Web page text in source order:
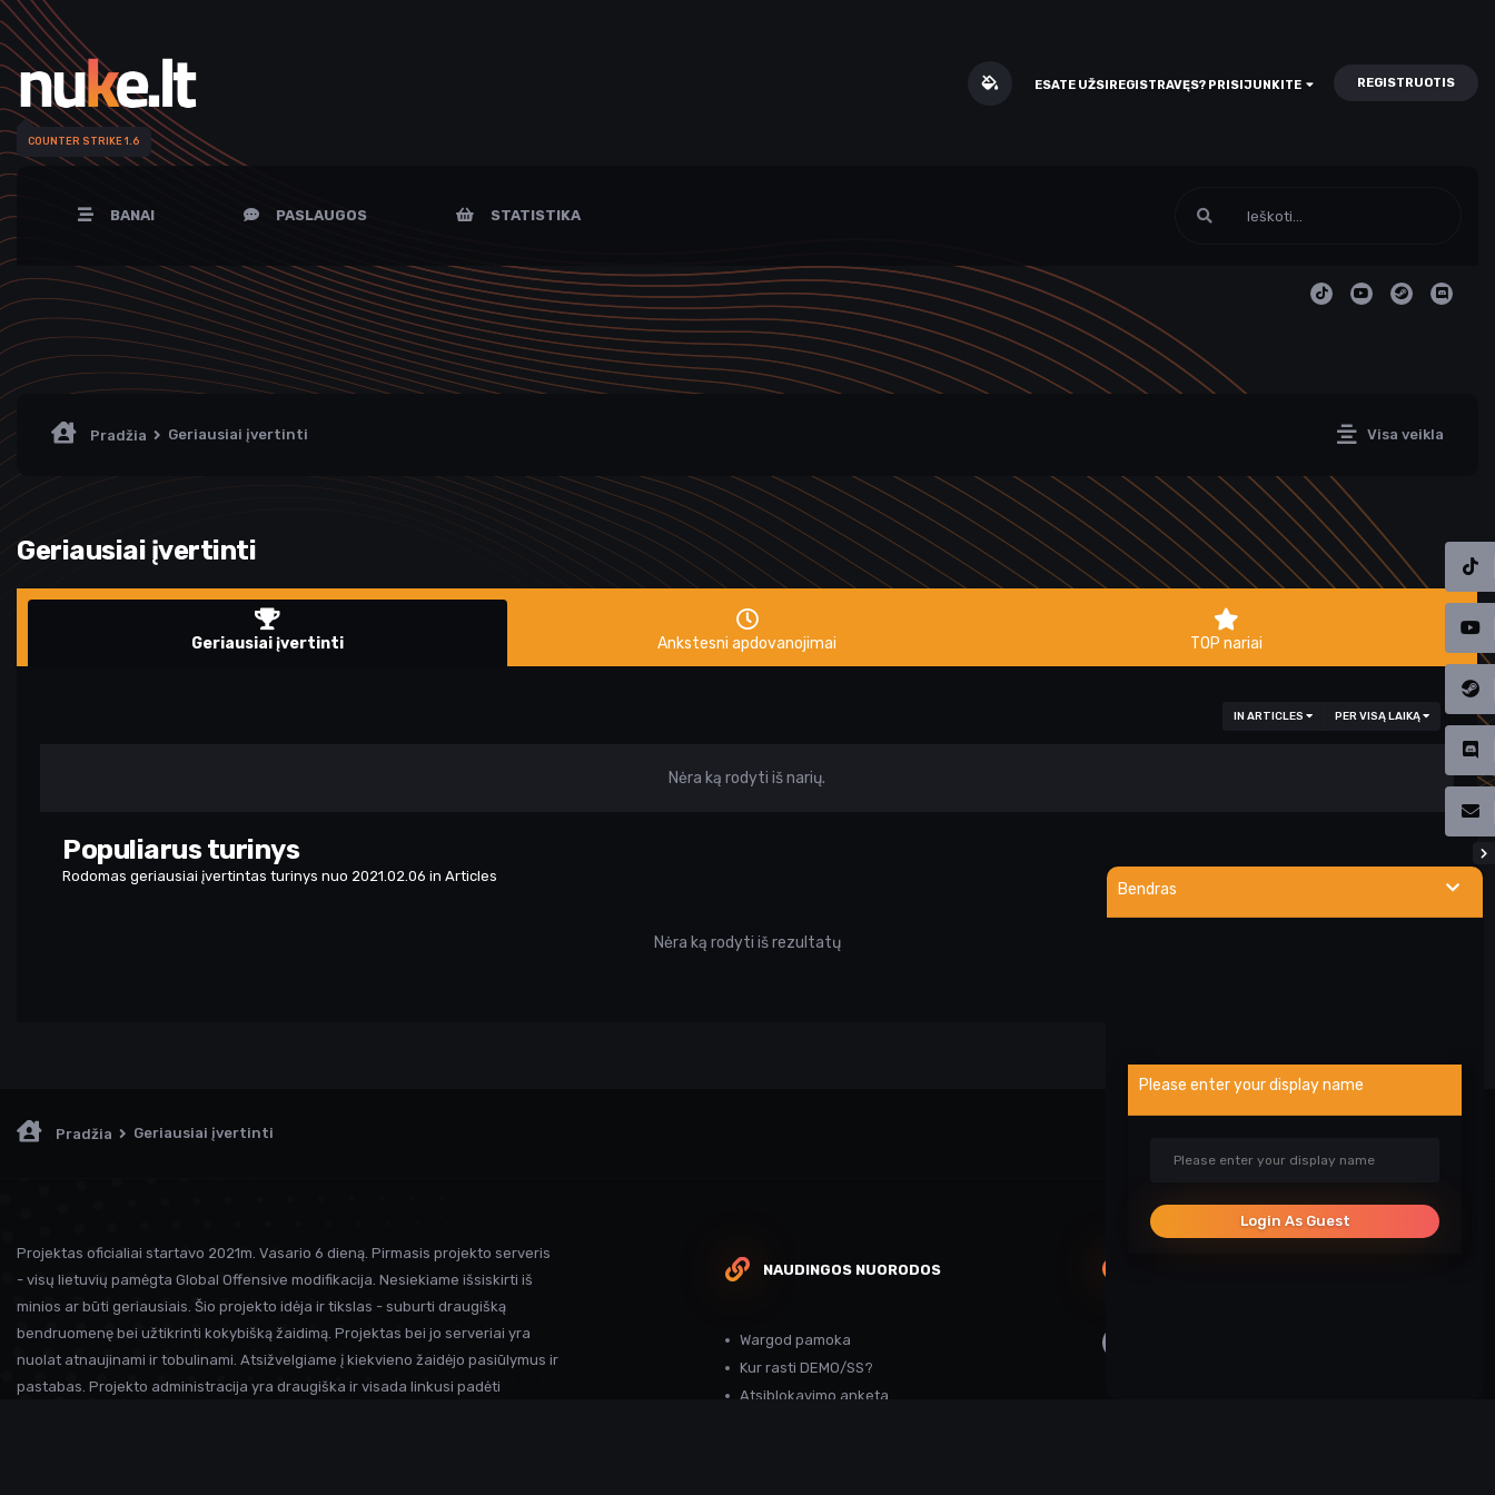
COUNTER STRIKE 1.6
ESATE UŽSIREGISTRAVĘS? PRISIJUNKITE REGISTRUOTIS
BANAI PASLAUGOS STATISTIKA
Visa veikla
Pradžia Geriausiai įvertinti
Geriausiai įvertinti
Geriausiai įvertinti Ankstesni apdovanojimai TOP nariai
IN ARTICLES PER VISĄ LAIKĄ
Nėra ką rodyti iš narių.
Populiarus turinys
Rodomas geriausiai įvertintas turinys nuo 2021.02.06 in Articles
Nėra ką rodyti iš rezultatų
Bendras
Please enter your display name
Login As Guest
Pradžia Geriausiai įvertinti
Projektas oficialiai startavo 2021m. Vasario 6 dieną. Pirmasis projekto serveris
- visų lietuvių pamėgta Global Offensive modifikacija. Nesiekiame išsiskirti iš
minios ar būti geriausiais. Šio projekto idėja ir tikslas - suburti draugišką
bendruomenę bei užtikrinti kokybišką žaidimą. Projektas bei jo serveriai yra
nuolat atnaujinami ir tobulinami. Atsižvelgiame į kiekvieno žaidėjo pasiūlymus ir
pastabas. Projekto administracija yra draugiška ir visada linkusi padėti
NAUDINGOS NUORODOS
Wargod pamoka
Kur rasti DEMO/SS?
Atsiblokavimo anketa